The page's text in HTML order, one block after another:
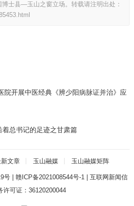
士县—玉山之窗立场。转载请注明出处：
开展中医经典《辨少阳病脉证并治》应
总书记的足迹之甘肃篇
新文章 玉山融媒 玉山融媒矩阵
号| 赣ICP备2021008544号-1| 互联网新闻信
许可证：36120200044